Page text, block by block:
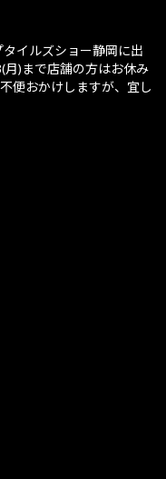
イルズショー静岡に出
月)まで店舗の方はお休み
便おかけしますが、宜し